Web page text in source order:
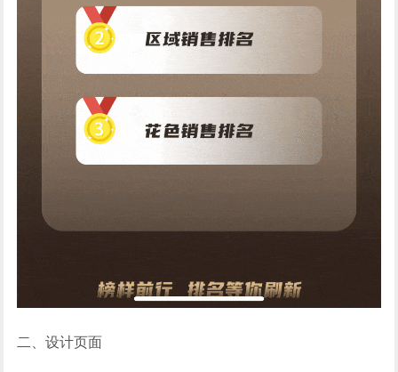
二、设计页面